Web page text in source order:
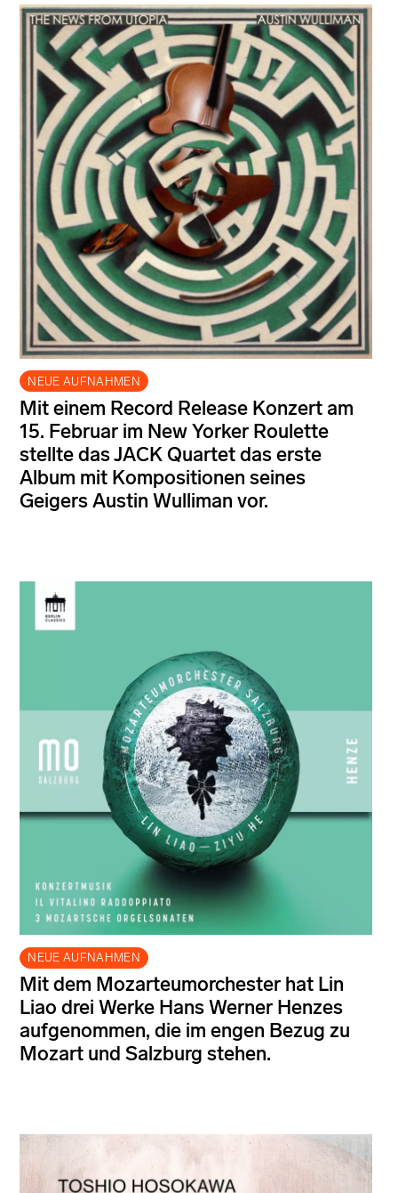
NEUE AUFNAHMEN
Mit einem Record Release Konzert am
15. Februar im New Yorker Roulette
stellte das JACK Quartet das erste
Album mit Kompositionen seines
Geigers Austin Wulliman vor.
NEUE AUFNAHMEN
Mit dem Mozarteumorchester hat Lin
Liao drei Werke Hans Werner Henzes
aufgenommen, die im engen Bezug zu
Mozart und Salzburg stehen.